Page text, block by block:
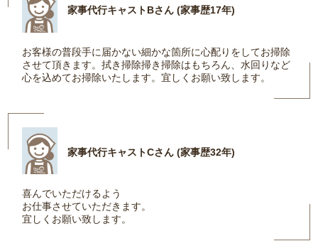
家事代行キャストBさん (家事歴17年)
お客様の普段手に届かない細かな箇所に心配りをしてお掃除
させて頂きます。拭き掃除掃き掃除はもちろん、水回りなど
心を込めてお掃除いたします。宜しくお願い致します。
家事代行キャストCさん (家事歴32年)
喜んでいただけるよう
お仕事させていただきます。
宜しくお願い致します。